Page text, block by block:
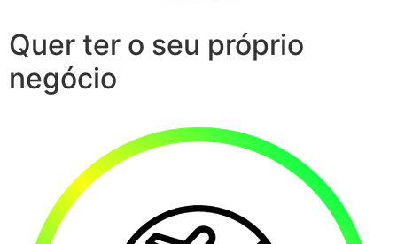
Quer ter o seu próprio
negócio